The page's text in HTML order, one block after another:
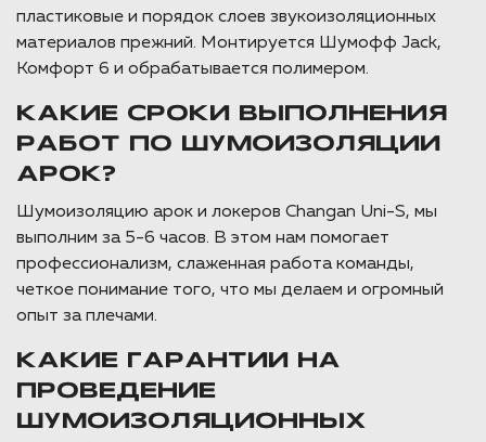
пластиковые и порядок слоев звукоизоляционных
материалов прежний. Монтируется Шумофф Jack,
Комфорт 6 и обрабатывается полимером.
КАКИЕ СРОКИ ВЫПОЛНЕНИЯ
РАБОТ ПО ШУМОИЗОЛЯЦИИ
АРОК?
Шумоизоляцию арок и локеров Changan Uni-S, мы
выполним за 5-6 часов. В этом нам помогает
профессионализм, слаженная работа команды,
четкое понимание того, что мы делаем и огромный
опыт за плечами.
КАКИЕ ГАРАНТИИ НА
ПРОВЕДЕНИЕ
ШУМОИЗОЛЯЦИОННЫХ